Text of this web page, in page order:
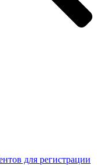
для регистрации